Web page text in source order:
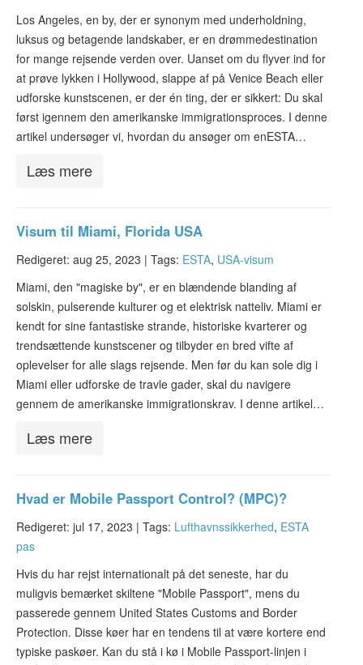
Los Angeles, en by, der er synonym med underholdning,
luksus og betagende landskaber, er en drømmedestination
for mange rejsende verden over. Uanset om du flyver ind for
at prøve lykken i Hollywood, slappe af på Venice Beach eller
udforske kunstscenen, er der én ting, der er sikkert: Du skal
først igennem den amerikanske immigrationsproces. I denne
artikel undersøger vi, hvordan du ansøger om enESTA…
Læs mere
Visum til Miami, Florida USA
Redigeret: aug 25, 2023 | Tags: ESTA, USA-visum
Miami, den "magiske by", er en blændende blanding af
solskin, pulserende kulturer og et elektrisk natteliv. Miami er
kendt for sine fantastiske strande, historiske kvarterer og
trendsættende kunstscener og tilbyder en bred vifte af
oplevelser for alle slags rejsende. Men før du kan sole dig i
Miami eller udforske de travle gader, skal du navigere
gennem de amerikanske immigrationskrav. I denne artikel…
Læs mere
Hvad er Mobile Passport Control? (MPC)?
Redigeret: jul 17, 2023 | Tags: Lufthavnssikkerhed, ESTA
pas
Hvis du har rejst internationalt på det seneste, har du
muligvis bemærket skiltene "Mobile Passport", mens du
passerede gennem United States Customs and Border
Protection. Disse køer har en tendens til at være kortere end
typiske paskøer. Kan du stå i kø i Mobile Passport-linjen i